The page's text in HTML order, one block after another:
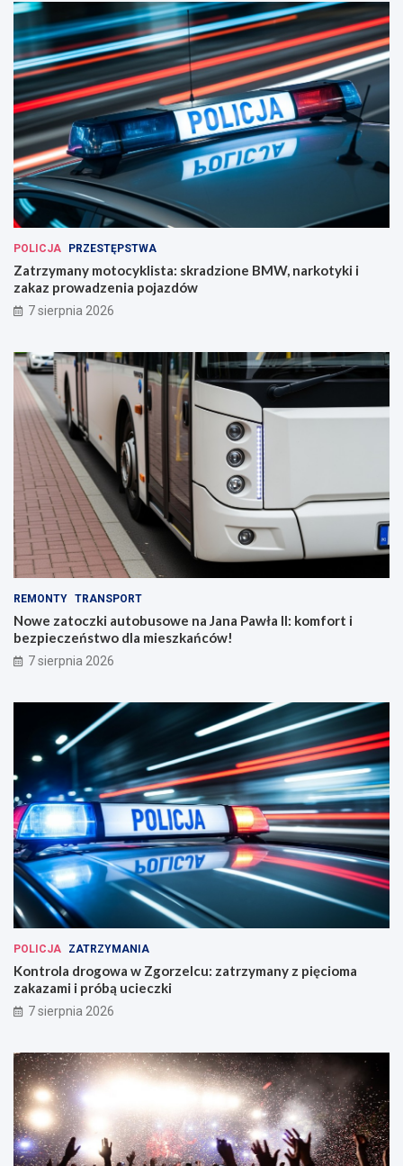
POLICJA PRZESTĘPSTWA
Zatrzymany motocyklista: skradzione BMW, narkotyki i
zakaz prowadzenia pojazdów
7 sierpnia 2026
REMONTY TRANSPORT
Nowe zatoczki autobusowe na Jana Pawła II: komfort i
bezpieczeństwo dla mieszkańców!
7 sierpnia 2026
POLICJA ZATRZYMANIA
Kontrola drogowa w Zgorzelcu: zatrzymany z pięcioma
zakazami i próbą ucieczki
7 sierpnia 2026